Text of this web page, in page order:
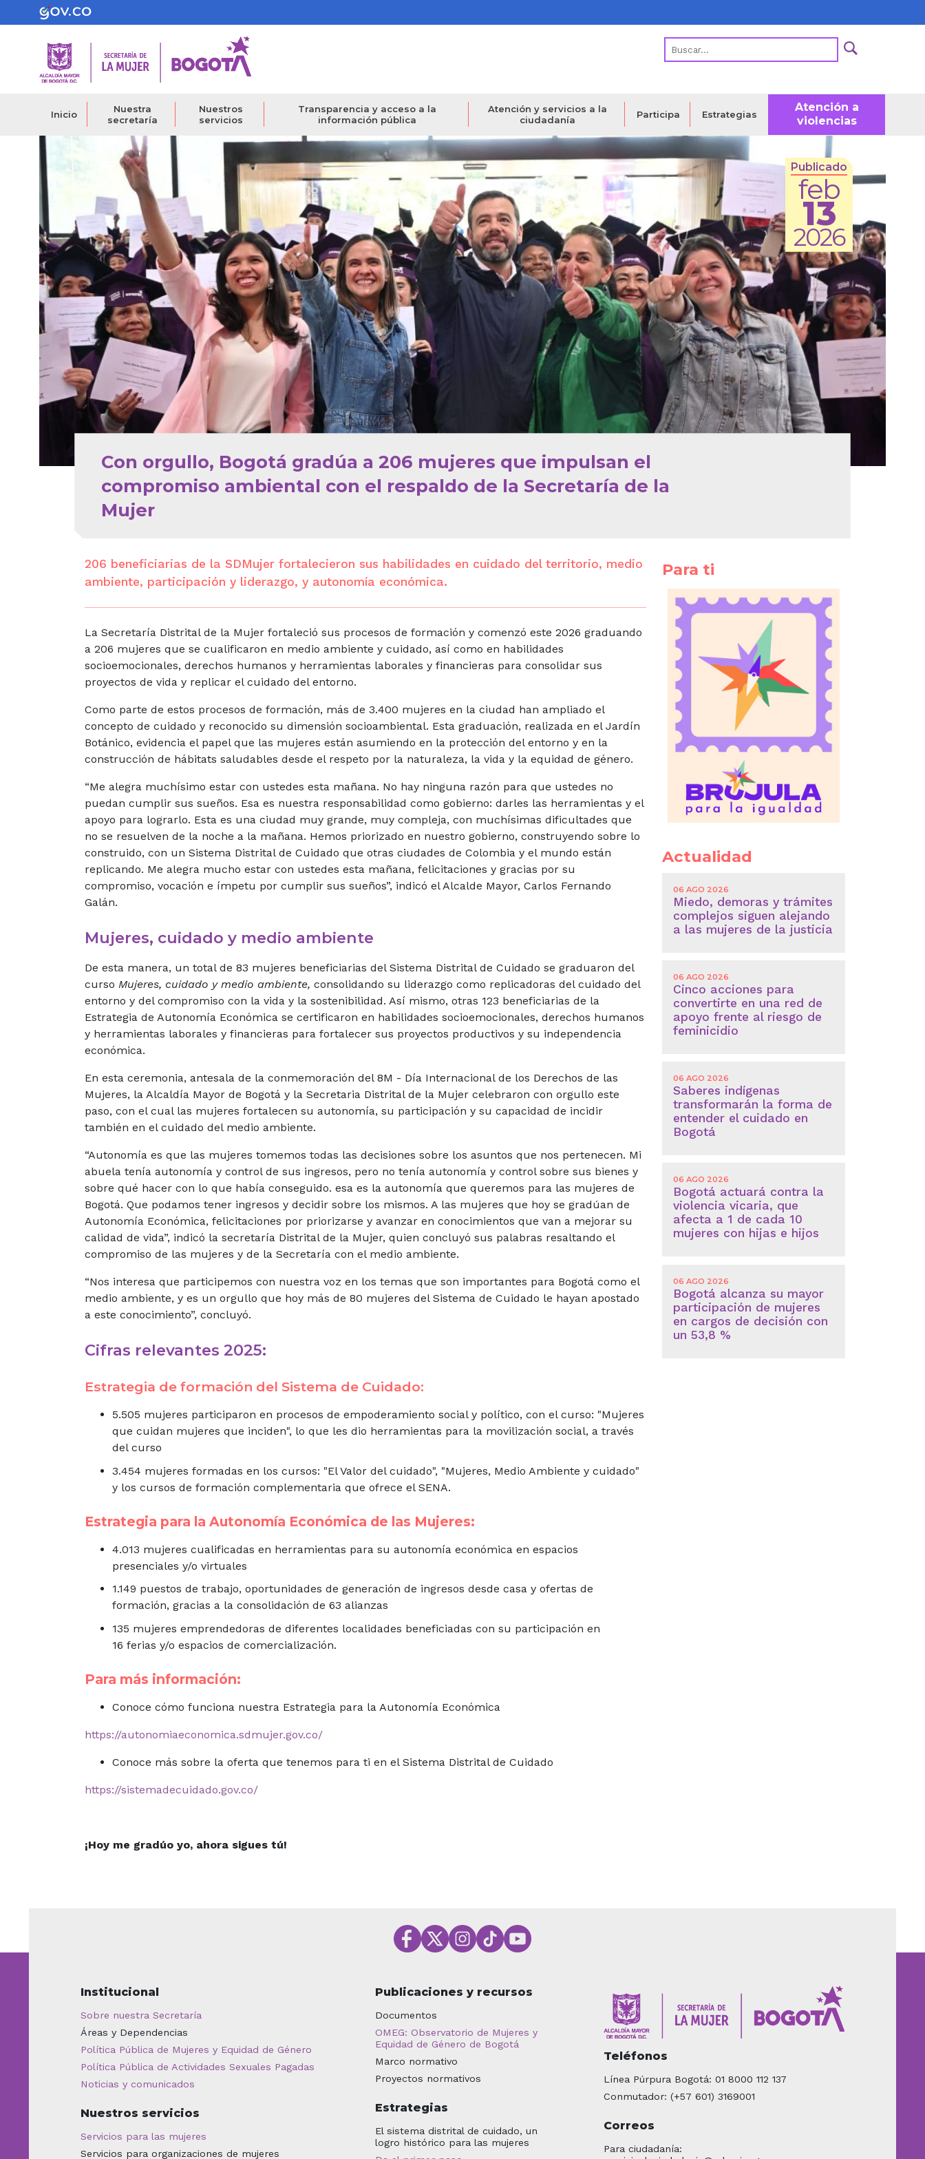
al
contenido
Inicio
Nuestra
secretaría
Nuestros
servicios
Transparencia y acceso a la
información pública
Atención y servicios a la
ciudadanía
Participa Estrategias
Atención a
violencias
Publicado
feb
13
2026
Con orgullo, Bogotá gradúa a 206 mujeres que impulsan el
compromiso ambiental con el respaldo de la Secretaría de la
Mujer
206 beneficiarias de la SDMujer fortalecieron sus habilidades en cuidado del territorio, medio
ambiente, participación y liderazgo, y autonomía económica.
La Secretaría Distrital de la Mujer fortaleció sus procesos de formacióny comenzó este 2026 graduando
a 206 mujeres que se cualificaron en medio ambiente y cuidado, así como en habilidades
socioemocionales, derechos humanos y herramientas laborales y financieras para consolidar sus
proyectos de vida y replicar el cuidado del entorno.
Como parte de estos procesos de formación, más de 3.400 mujeres en la ciudad han ampliado el
concepto de cuidado y reconocido su dimensión socioambiental. Esta graduación, realizada en el Jardín
Botánico, evidencia el papel que las mujeres están asumiendo en la protección del entorno y en la
construcción de hábitats saludables desde el respeto por la naturaleza, la vida y la equidad de género.
“Me alegra muchísimo estar con ustedes esta mañana. No hay ninguna razón para que ustedes no
puedan cumplir sus sueños. Esa es nuestra responsabilidad como gobierno: darles las herramientas y el
apoyo para lograrlo. Esta es una ciudad muy grande, muy compleja, con muchísimas dificultades que
no se resuelven de la noche a la mañana. Hemos priorizado en nuestro gobierno, construyendo sobre lo
construido, con un Sistema Distrital de Cuidado que otras ciudades de Colombia y el mundo están
replicando. Me alegra mucho estar con ustedes esta mañana, felicitaciones y gracias por su
compromiso, vocación e ímpetu por cumplir sus sueños”, indicó el Alcalde Mayor, Carlos Fernando
Galán.
Mujeres, cuidado y medio ambiente
De esta manera, un total de 83 mujeres beneficiarias del Sistema Distrital de Cuidado se graduaron del
cursoMujeres, cuidado y medio ambiente,consolidando su liderazgo como replicadoras del cuidado del
entorno y del compromiso con la vida y la sostenibilidad. Así mismo, otras 123 beneficiarias de la
Estrategia de Autonomía Económica se certificaron en habilidades socioemocionales, derechos humanos
y herramientas laborales y financieras para fortalecer sus proyectos productivos y su independencia
económica.
En esta ceremonia, antesala de la conmemoración del 8M - Día Internacional de los Derechos de las
Mujeres, la Alcaldía Mayor de Bogotá y la Secretaria Distrital de la Mujer celebraron con orgullo este
paso, con el cual las mujeres fortalecen su autonomía, su participación y su capacidad de incidir
también en el cuidado del medio ambiente.
“Autonomía es que las mujeres tomemos todas las decisiones sobre los asuntos que nos pertenecen. Mi
abuelatenía autonomía y control de sus ingresos, pero no tenía autonomía y control sobre sus bienes y
sobre qué hacer con lo que había conseguido. esa es laautonomía que queremos para las mujeres de
Bogotá. Que podamos tener ingresos y decidir sobre los mismos. A las mujeres que hoy se gradúan de
Autonomía Económica, felicitaciones por priorizarse y avanzar en conocimientos que van a mejorar su
calidad de vida”, indicó la secretaría Distrital de la Mujer, quien concluyó sus palabras resaltando el
compromiso de las mujeres y de la Secretaría con el medio ambiente.
“Nos interesa que participemos con nuestra voz en los temas que son importantes para Bogotá como el
medio ambiente, y es un orgullo que hoy más de 80 mujeres del Sistema de Cuidado le hayan apostado
a este conocimiento”, concluyó.
Cifras relevantes 2025:
Estrategia de formación del Sistema de Cuidado:
5.505 mujeres participaron en procesos de empoderamiento social y político, con el curso: "Mujeres
que cuidan mujeres que inciden", lo que les dio herramientas para la movilización social, a través
del curso
3.454 mujeres formadas en los cursos: "El Valor del cuidado", "Mujeres, Medio Ambiente y cuidado"
y los cursos de formación complementaria que ofrece el SENA.
Estrategia para la Autonomía Económica de las Mujeres:
4.013 mujeres cualificadas en herramientas para su autonomía económica en espacios
presenciales y/o virtuales
1.149 puestos de trabajo, oportunidades de generación de ingresos desde casa y ofertas de
formación, gracias a la consolidación de 63 alianzas
135 mujeres emprendedoras de diferentes localidades beneficiadas con su participación en
16 ferias y/o espacios de comercialización.
Para más información:
Conoce cómo funciona nuestra Estrategia para la Autonomía Económica
https://autonomiaeconomica.sdmujer.gov.co/
Conoce más sobre la oferta que tenemos para ti en el Sistema Distrital de Cuidado
https://sistemadecuidado.gov.co/
¡Hoy me gradúo yo, ahora sigues tú!
Para ti
Actualidad
06 AGO 2026
Miedo, demoras y trámites
complejos siguen alejando
a las mujeres de la justicia
06 AGO 2026
Cinco acciones para
convertirte en una red de
apoyo frente al riesgo de
feminicidio
06 AGO 2026
Saberes indígenas
transformarán la forma de
entender el cuidado en
Bogotá
06 AGO 2026
Bogotá actuará contra la
violencia vicaria, que
afecta a 1 de cada 10
mujeres con hijas e hijos
06 AGO 2026
Bogotá alcanza su mayor
participación de mujeres
en cargos de decisión con
un 53,8 %
Institucional
Sobre nuestra Secretaría
Áreas y Dependencias
Política Pública de Mujeres y Equidad de Género
Política Pública de Actividades Sexuales Pagadas
Noticias y comunicados
Nuestros servicios
Servicios para las mujeres
Servicios para organizaciones de mujeres
Publicaciones y recursos
Documentos
OMEG: Observatorio de Mujeres y
Equidad de Género de Bogotá
Marco normativo
Proyectos normativos
Estrategias
El sistema distrital de cuidado, un
logro histórico para las mujeres
Teléfonos
Línea Púrpura Bogotá: 01 8000 112 137
Conmutador: (+57 601) 3169001
Correos
Para ciudadanía: